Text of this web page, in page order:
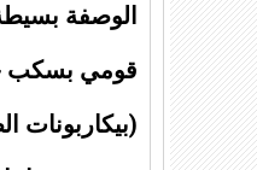
الوصفة
قومي بسكب
(بيكاربونات